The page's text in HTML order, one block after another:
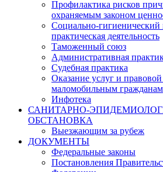
Профилактика рисков
охраняемым законом
Социально-
практическая деятельность
Таможенный союз
Административная
Судебная практика
Оказание услуг и
маломобильным гражданам
Инфотека
САНИТАРНО-
ОБСТАНОВКА
Выезжающим за рубеж
ДОКУМЕНТЫ
Федеральные законы
Постановления